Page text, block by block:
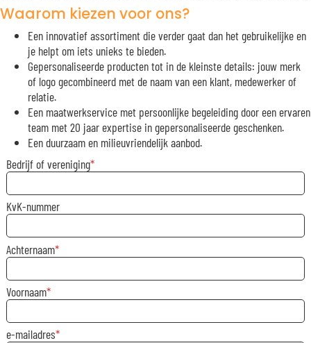
Waarom kiezen voor ons?
Een innovatief assortiment die verder gaat dan het gebruikelijke en
je helpt om iets unieks te bieden.
Gepersonaliseerde producten tot in de kleinste details: jouw merk
of logo gecombineerd met de naam van een klant, medewerker of
relatie.
Een maatwerkservice met persoonlijke begeleiding door een ervaren
team met 20 jaar expertise in gepersonaliseerde geschenken.
Een duurzaam en milieuvriendelijk aanbod.
Bedrijf of vereniging
KvK-nummer
Achternaam
Voornaam
e-mailadres